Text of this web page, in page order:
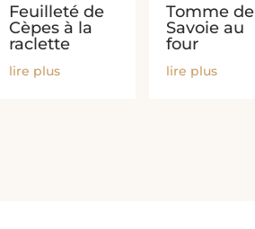
Feuilleté de
Cèpes à la
raclette
lire plus
Tomme de
Savoie au
four
lire plus